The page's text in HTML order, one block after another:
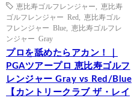
恵比寿ゴルフレンジャー
恵比寿
ゴルフレンジャー Red
恵比寿ゴル
フレンジャー Blue
恵比寿ゴルフレ
ンジャー Gray
プロを舐めたらアカン！｜
PGAツアープロ 恵比寿ゴルフ
レンジャー Gray vs Red/Blue
【カントリークラブ ザ・レイ